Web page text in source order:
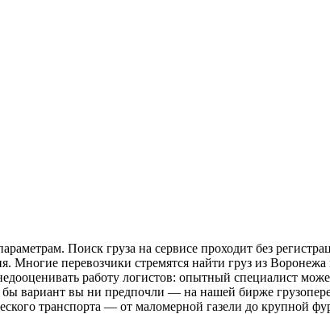
Поиск груза на сервисе проходит без
Многие перевозчики стремятся найти груз из
работу логистов: опытный специалист
вариант вы ни предпочли — на нашей бирже
транспорта — от маломерной газели до крупной